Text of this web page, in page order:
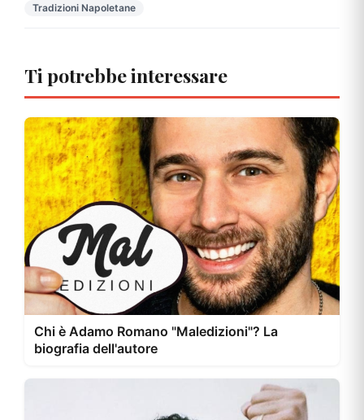
Tradizioni Napoletane
Ti potrebbe interessare
Chi è Adamo Romano "Maledizioni"? La
biografia dell'autore